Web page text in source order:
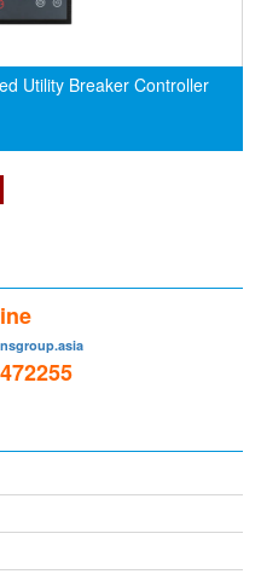
Utility Breaker Controller